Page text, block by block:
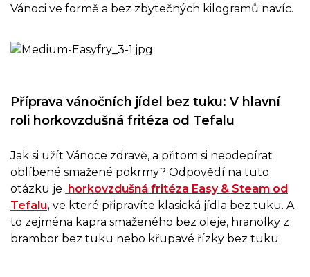
Vánoci ve formě a bez zbytečných kilogramů navíc.
Příprava vánočních jídel bez tuku: V hlavní
roli horkovzdušná fritéza od Tefalu
Jak si užít Vánoce zdravě, a přitom si neodepírat
oblíbené smažené pokrmy? Odpovědí na tuto
otázku je horkovzdušná fritéza Easy & Steam od
Tefalu, ve které připravíte klasická jídla bez tuku. A
to zejména kapra smaženého bez oleje, hranolky z
brambor bez tuku nebo křupavé řízky bez tuku.